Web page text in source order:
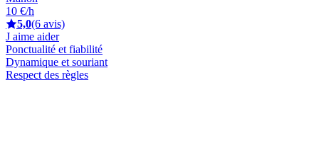
10 €/h
5,0(6 avis)
J aime aider
Ponctualité et fiabilité
Dynamique et souriant
Respect des règles